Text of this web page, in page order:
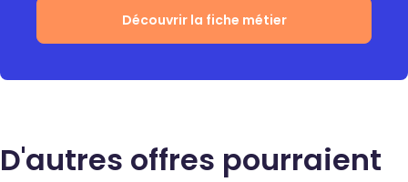
Découvrir la fiche métier
D'autres offres pourraient